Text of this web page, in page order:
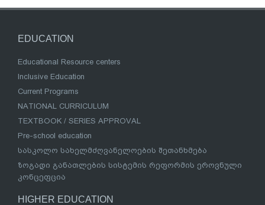
EDUCATION
Educational Resource centers
Inclusive Education
Current Programs
NATIONAL CURRICULUM
TEXTBOOK / SERIES APPROVAL
Pre-school education
სასკოლო სახელმძღვანელოების შეთანხმება
ზოგადი განათლების სისტემის რეფორმის ეროვნული
კონცეფცია
HIGHER EDUCATION